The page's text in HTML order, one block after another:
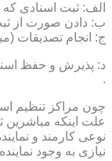
الف: ثبت اسنادی كه
ب: دادن صورت از
ج: انجام تصدیقات
د: پذیرش و حفظ
.
چون مراكز تنظیم
علت اینكه مباشرین
نوعی كارمند و
نیازی به وجود